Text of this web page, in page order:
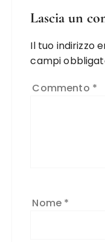
Lascia un
Il tuo indirizzo
campi
Commento *
Nome *